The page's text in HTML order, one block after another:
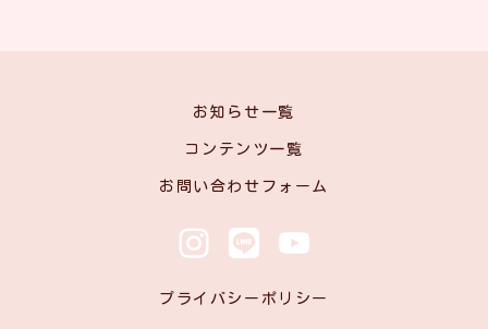
お知らせ一覧
コンテンツ一覧
お問い合わせフォーム
プライバシーポリシー